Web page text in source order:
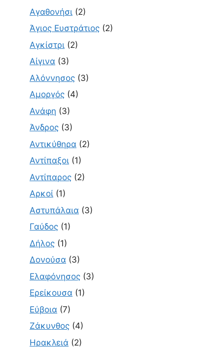
Αγαθονήσι (2)
Άγιος Ευστράτιος (2)
Αγκίστρι (2)
Αίγινα (3)
Αλόννησος (3)
Αμοργός (4)
Ανάφη (3)
Άνδρος (3)
Αντικύθηρα (2)
Αντίπαξοι (1)
Αντίπαρος (2)
Αρκοί (1)
Αστυπάλαια (3)
Γαύδος (1)
Δήλος (1)
Δονούσα (3)
Ελαφόνησος (3)
Ερείκουσα (1)
Εύβοια (7)
Ζάκυνθος (4)
Ηρακλειά (2)